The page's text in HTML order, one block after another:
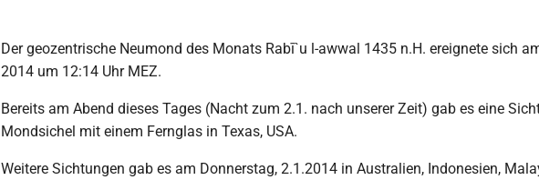
Der geozentrische Neumond des Monats Rabī`u l-awwal 1435 n.H. ereignete sich
2014 um 12:14 Uhr MEZ.
Bereits am Abend dieses Tages (Nacht zum 2.1. nach unserer Zeit) gab es eine
Mondsichel mit einem Fernglas in Texas, USA.
Weitere Sichtungen gab es am Donnerstag, 2.1.2014 in Australien, Indonesien,